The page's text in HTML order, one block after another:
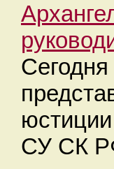
СУ СК